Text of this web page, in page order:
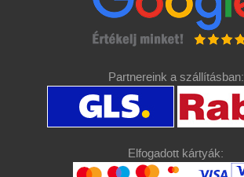
Partnereink a szállításban:
Elfogadott kártyák: